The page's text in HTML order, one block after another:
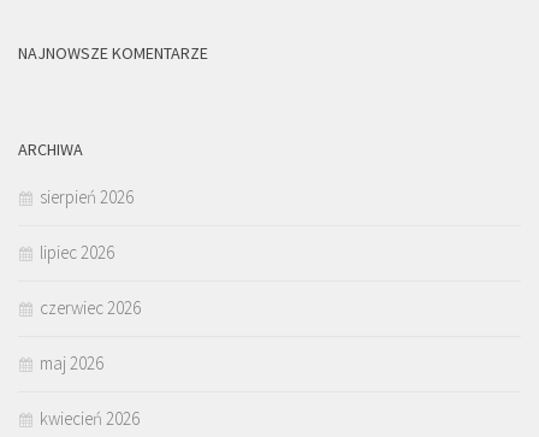
NAJNOWSZE KOMENTARZE
ARCHIWA
sierpień 2026
lipiec 2026
czerwiec 2026
maj 2026
kwiecień 2026